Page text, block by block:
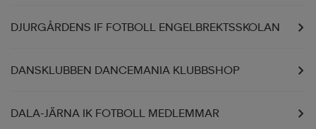
DJURGÅRDENS IF FOTBOLL ENGELBREKTSSKOLAN
DANSKLUBBEN DANCEMANIA KLUBBSHOP
DALA-JÄRNA IK FOTBOLL MEDLEMMAR